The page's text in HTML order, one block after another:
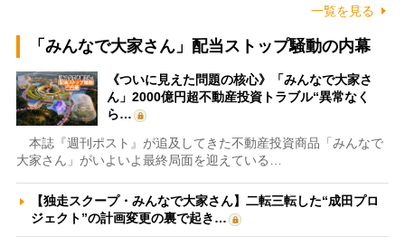
一覧を見る
「みんなで大家さん」配当ストップ騒動の内幕
《ついに見えた問題の核心》「みんなで大家さ
ん」2000億円超不動産投資トラブル“異常なく
ら…
本誌『週刊ポスト』が追及してきた不動産投資商品「みんなで
大家さん」がいよいよ最終局面を迎えている…
【独走スクープ・みんなで大家さん】二転三転した“成田プロ
ジェクト”の計画変更の裏で起き…